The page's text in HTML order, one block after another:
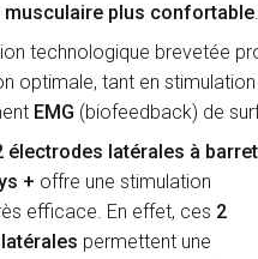
musculaire plus confortable.
technologique brevetée
optimale, tant en stimulation
EMG (biofeedback) de
électrodes latérales à
+ offre une stimulation
efficace. En effet, ces 2
permettent une